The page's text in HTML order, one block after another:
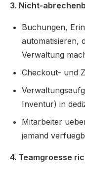
3. Nicht-
Buchungen,
automatisieren,
Verwaltung
Checkout- und
Inventur) in
Mitarbeiter
jemand
4. Teamgroesse